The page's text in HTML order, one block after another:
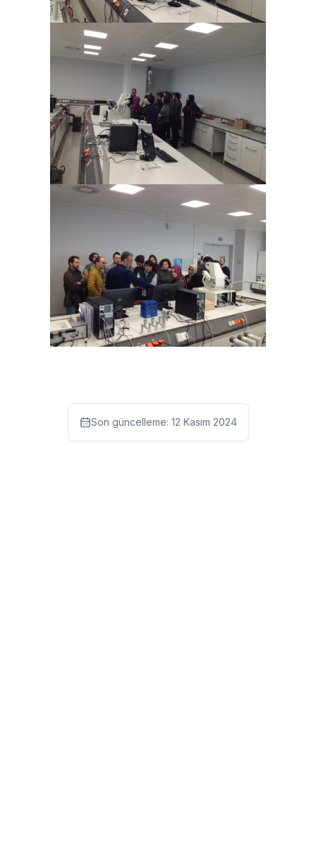
Son güncelleme: 12 Kasım 2024